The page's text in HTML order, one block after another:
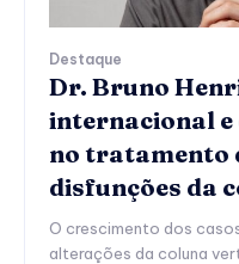
Destaque
Dr. Bruno
internacional e
no tratamento
disfunções da
O crescimento dos
alterações da coluna